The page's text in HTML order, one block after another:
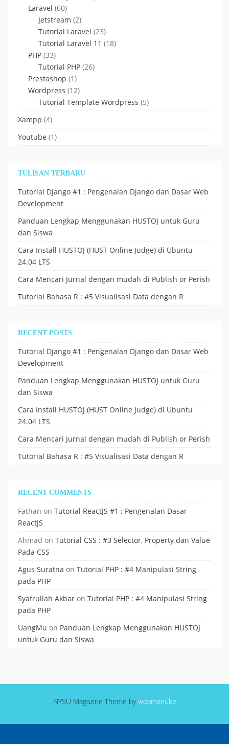
Laravel (60)
Jetstream (2)
Tutorial Laravel (23)
Tutorial Laravel 11 (18)
PHP (33)
Tutorial PHP (26)
Prestashop (1)
Wordpress (12)
Tutorial Template Wordpress (5)
Xampp (4)
Youtube (1)
TULISAN TERBARU
Tutorial Django #1 : Pengenalan Django dan Dasar Web
Development
Panduan Lengkap Menggunakan HUSTOJ untuk Guru
dan Siswa
Cara Install HUSTOJ (HUST Online Judge) di Ubuntu
24.04 LTS
Cara Mencari Jurnal dengan mudah di Publish or Perish
Tutorial Bahasa R : #5 Visualisasi Data dengan R
RECENT POSTS
Tutorial Django #1 : Pengenalan Django dan Dasar Web
Development
Panduan Lengkap Menggunakan HUSTOJ untuk Guru
dan Siswa
Cara Install HUSTOJ (HUST Online Judge) di Ubuntu
24.04 LTS
Cara Mencari Jurnal dengan mudah di Publish or Perish
Tutorial Bahasa R : #5 Visualisasi Data dengan R
RECENT COMMENTS
Fathan on Tutorial ReactJS #1 : Pengenalan Dasar
ReactJS
Ahmad on Tutorial CSS : #3 Selector, Property dan Value
Pada CSS
Agus Suratna on Tutorial PHP : #4 Manipulasi String
pada PHP
Syafrullah Akbar on Tutorial PHP : #4 Manipulasi String
pada PHP
UangMu on Panduan Lengkap Menggunakan HUSTOJ
untuk Guru dan Siswa
NYSU Magazine Theme bywpamanuke